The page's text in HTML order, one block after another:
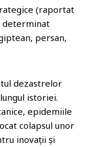
(raportat
determinat
persan,
dezastrelor
istoriei.
epidemiile
colapsul unor
inovații și